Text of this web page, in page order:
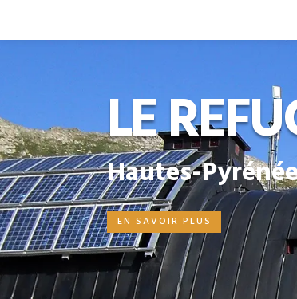
LE
Hautes-
EN SAVOIR PLUS